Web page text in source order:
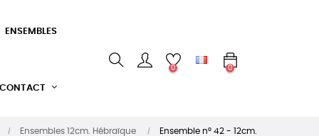
ENSEMBLES
CONTACT
0 0
Ensembles 12cm. Hébraïque Ensemble n° 42 - 12cm.